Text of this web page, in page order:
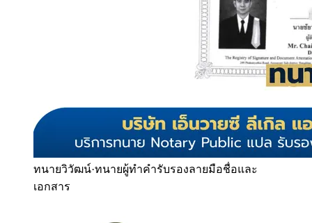
ทนายวิวัฒน์·ทนายผู้ทำคำรับรองลายมือชื่อและ
เอกสาร